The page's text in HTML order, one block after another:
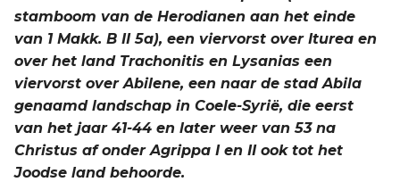
stamboom van de Herodianen aan het einde
van 1 Makk. B II 5a), een viervorst over Iturea en
over het land Trachonitis en Lysanias een
viervorst over Abilene, een naar de stad Abila
genaamd landschap in Coele-Syrië, die eerst
van het jaar 41-44 en later weer van 53 na
Christus af onder Agrippa I en II ook tot het
Joodse land behoorde.